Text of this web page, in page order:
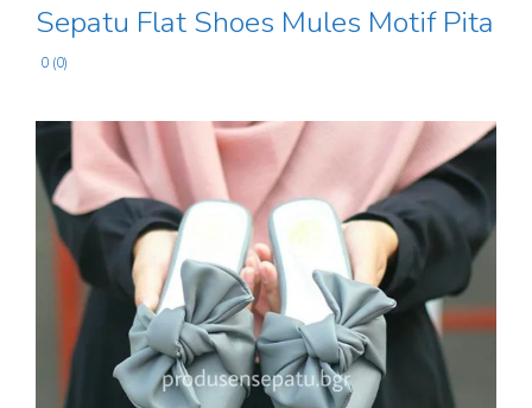
Sepatu Flat Shoes Mules Motif Pita
0 (0)